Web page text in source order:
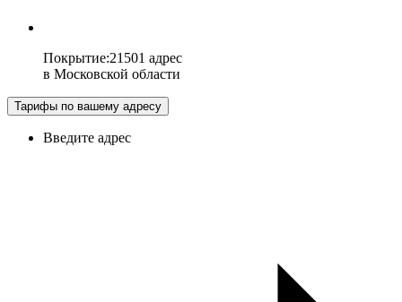
Покрытие:21501 адрес
в Московской области
Тарифы по вашему адресу
Введите адрес